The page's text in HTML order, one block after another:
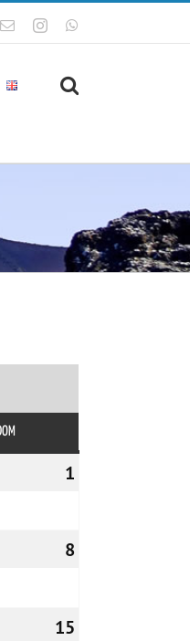
CorreoInstagram
1
808/11/2026
15